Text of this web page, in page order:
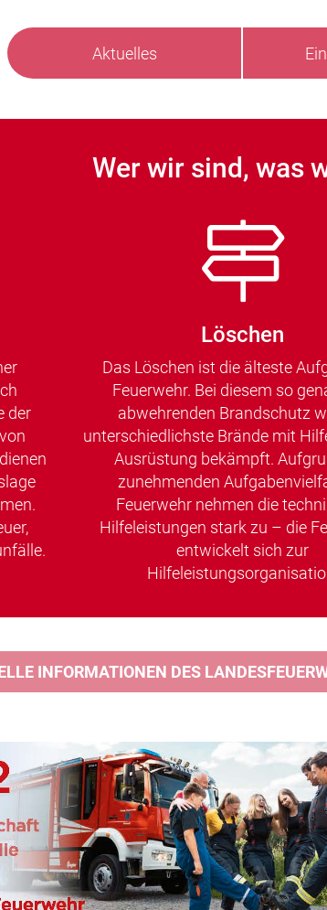
Aktuelles
Wer wir sind, was
der
Löschen
Das Löschen ist die älteste
Feuerwehr. Bei diesem so
abwehrenden Brandschutz
unterschiedlichste Brände mit
Ausrüstung bekämpft.
zunehmenden
Feuerwehr nehmen die
Hilfeleistungen stark zu – die
entwickelt sich zur
INFORMATIONEN DES